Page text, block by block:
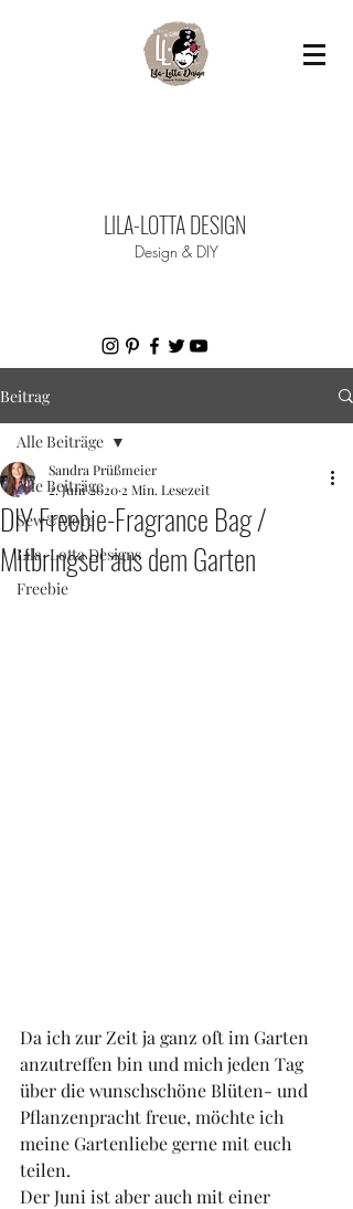
LILA-LOTTA DESIGN
Design & DIY​
Beitrag
Alle Beiträge
Sew&More
Lila-Lotta Designs
Freebie
Alle Beiträge
DIY Freebie-Fragrance Bag /
Mitbringsel aus dem Garten
Sandra Prüßmeier
2. Juni 2020 2 Min. Lesezeit
Da ich zur Zeit ja ganz oft im Garten
anzutreffen bin und mich jeden Tag
über die wunschschöne Blüten- und
Pflanzenpracht freue, möchte ich
meine Gartenliebe gerne mit euch
teilen.
Der Juni ist aber auch mit einer